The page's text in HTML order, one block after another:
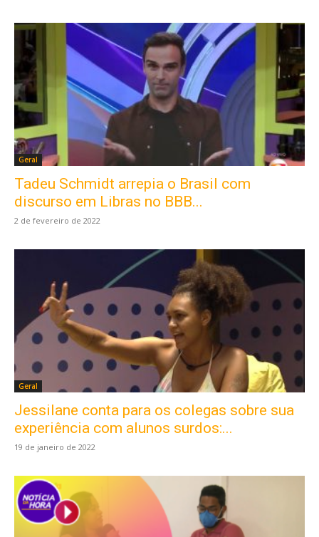
Geral
Tadeu Schmidt arrepia o Brasil com
discurso em Libras no BBB...
2 de fevereiro de 2022
Geral
Jessilane conta para os colegas sobre sua
experiência com alunos surdos:...
19 de janeiro de 2022